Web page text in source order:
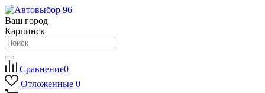
Ваш город
Карпинск
Сравнение0
Отложенные 0